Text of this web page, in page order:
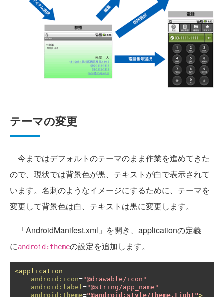
テーマの変更
今まではデフォルトのテーマのまま作業を進めてきた
ので、現状では背景色が黒、テキストが白で表示されて
います。名刺のようなイメージにするために、テーマを
変更して背景色は白、テキストは黒に変更します。
「AndroidManifest.xml」を開き、applicationの定義
にandroid:themeの設定を追加します。
<application
android:icon="@drawable/icon"
android:label ="@string/app_name"
android:theme="@android:style/Theme.Light">